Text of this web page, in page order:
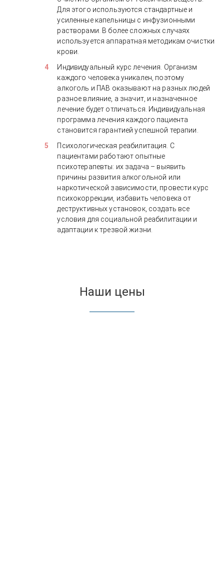
Для этого используются стандартные и
усиленные капельницы с инфузионными
растворами. В более сложных случаях
используется аппаратная методикам очистки
крови.
Индивидуальный курс лечения. Организм
каждого человека уникален, поэтому
алкоголь и ПАВ оказывают на разных людей
разное влияние, а значит, и назначенное
лечение будет отличаться. Индивидуальная
программа лечения каждого пациента
становится гарантией успешной терапии.
Психологическая реабилитация. С
пациентами работают опытные
психотерапевты: их задача – выявить
причины развития алкогольной или
наркотической зависимости, провести курс
психокоррекции, избавить человека от
деструктивных установок, создать все
условия для социальной реабилитации и
адаптации к трезвой жизни.
Наши цены